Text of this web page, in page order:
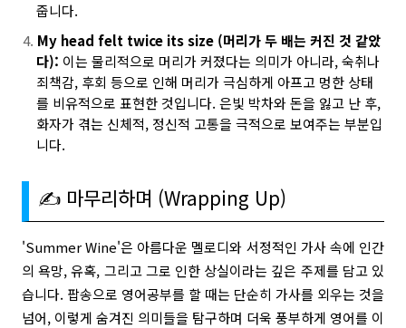
줍니다.
My head felt twice its size (머리가 두 배는 커진 것 같았
다): 이는 물리적으로 머리가 커졌다는 의미가 아니라, 숙취나
죄책감, 후회 등으로 인해 머리가 극심하게 아프고 멍한 상태
를 비유적으로 표현한 것입니다. 은빛 박차와 돈을 잃고 난 후,
화자가 겪는 신체적, 정신적 고통을 극적으로 보여주는 부분입
니다.
✍️ 마무리하며 (Wrapping Up)
'Summer Wine'은 아름다운 멜로디와 서정적인 가사 속에 인간
의 욕망, 유혹, 그리고 그로 인한 상실이라는 깊은 주제를 담고 있
습니다. 팝송으로 영어공부를 할 때는 단순히 가사를 외우는 것을
넘어, 이렇게 숨겨진 의미들을 탐구하며 더욱 풍부하게 영어를 이